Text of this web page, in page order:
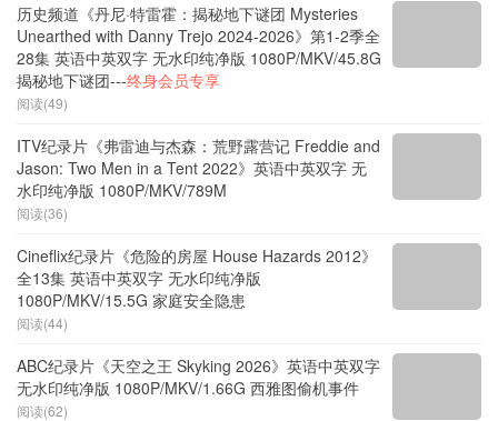
历史频道《丹尼·特雷霍：揭秘地下谜团 Mysteries
Unearthed with Danny Trejo 2024-2026》第1-2季全
28集 英语中英双字 无水印纯净版 1080P/MKV/45.8G
揭秘地下谜团---终身会员专享
阅读(49)
ITV纪录片《弗雷迪与杰森：荒野露营记 Freddie and
Jason: Two Men in a Tent 2022》英语中英双字 无
水印纯净版 1080P/MKV/789M
阅读(36)
Cineflix纪录片《危险的房屋 House Hazards 2012》
全13集 英语中英双字 无水印纯净版
1080P/MKV/15.5G 家庭安全隐患
阅读(44)
ABC纪录片《天空之王 Skyking 2026》英语中英双字
无水印纯净版 1080P/MKV/1.66G 西雅图偷机事件
阅读(62)